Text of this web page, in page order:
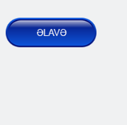
Şəkinin tarixi
Kungut